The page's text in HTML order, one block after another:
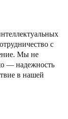
с
Мы не
— надежность
в нашей